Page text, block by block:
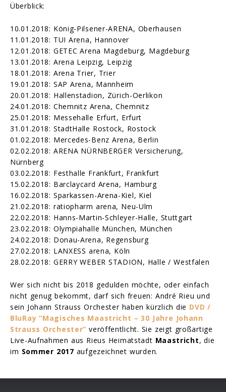
Überblick:
10.01.2018: König-Pilsener-ARENA, Oberhausen
11.01.2018: TUI Arena, Hannover
12.01.2018: GETEC Arena Magdeburg, Magdeburg
13.01.2018: Arena Leipzig, Leipzig
18.01.2018: Arena Trier, Trier
19.01.2018: SAP Arena, Mannheim
20.01.2018: Hallenstadion, Zürich-Oerlikon
24.01.2018: Chemnitz Arena, Chemnitz
25.01.2018: Messehalle Erfurt, Erfurt
31.01.2018: StadtHalle Rostock, Rostock
01.02.2018: Mercedes-Benz Arena, Berlin
02.02.2018: ARENA NÜRNBERGER Versicherung,
Nürnberg
03.02.2018: Festhalle Frankfurt, Frankfurt
15.02.2018: Barclaycard Arena, Hamburg
16.02.2018: Sparkassen-Arena-Kiel, Kiel
21.02.2018: ratiopharm arena, Neu-Ulm
22.02.2018: Hanns-Martin-Schleyer-Halle, Stuttgart
23.02.2018: Olympiahalle München, München
24.02.2018: Donau-Arena, Regensburg
27.02.2018: LANXESS arena, Köln
28.02.2018: GERRY WEBER STADION, Halle / Westfalen
Wer sich nicht bis 2018 gedulden möchte, oder einfach
nicht genug bekommt, darf sich freuen: André Rieu und
sein Johann Strauss Orchester haben kürzlich die DVD /
BluRay “Magisches Maastricht – 30 Jahre Johann
Strauss Orchester” veröffentlicht. Sie zeigt großartige
Live-Aufnahmen aus Rieus Heimatstadt Maastricht, die
im Sommer 2017 aufgezeichnet wurden.